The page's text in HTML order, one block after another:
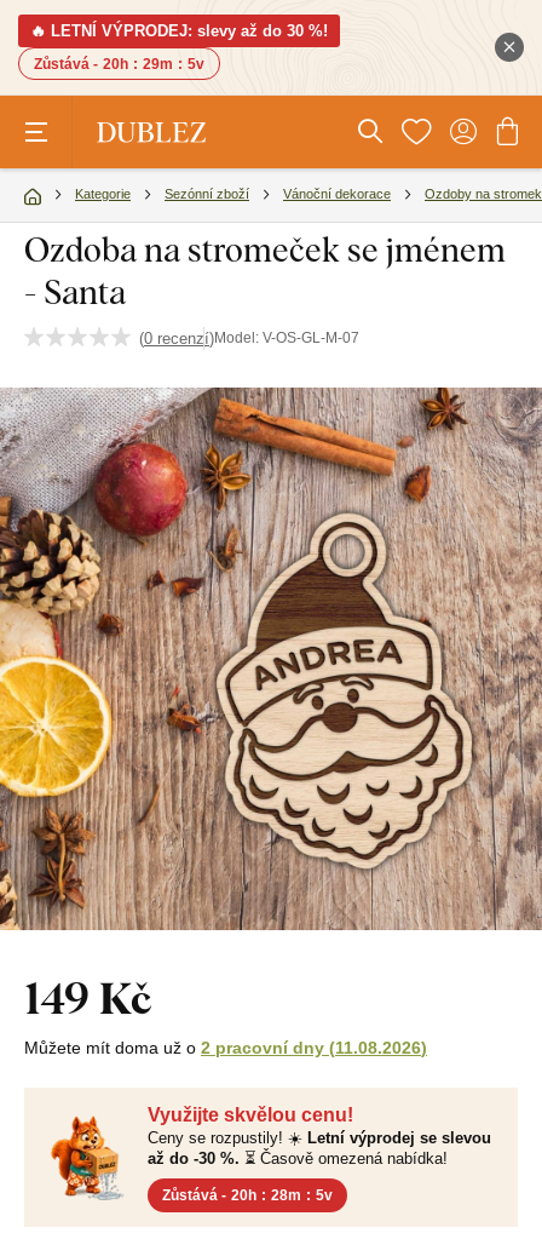
🔥 LETNÍ VÝPRODEJ: slevy až do 30 %!
Zůstává - 20h : 29m : 4v
Kategorie Sezónní zboží Vánoční dekorace Ozdoby na stromek
Ozdoba na stromeček se jménem
- Santa
(0 recenzí)Model: V-OS-GL-M-07
Využijte skvělou cenu!
Ceny se rozpustily! ☀️ Letní výprodej se slevou
až do -30 %. ⏳ Časově omezená nabídka!
Zůstává - 20h : 28m : 4v
149 Kč
Můžete mít doma už o 2 pracovní dny (11.08.2026)